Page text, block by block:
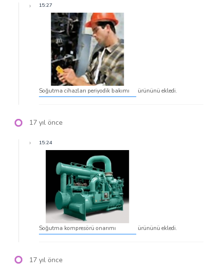
15:27
Soğutma cihazları periyodik bakımı ürününü ekledi.
17 yıl önce
15:24
Soğutma kompresörü onarımı ürününü ekledi.
17 yıl önce